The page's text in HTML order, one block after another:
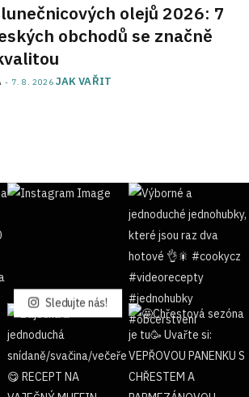
olejů 2026: 7
obchodů se značně
7. 8. 2026 JAK VAŘIT
Sledujte nás!